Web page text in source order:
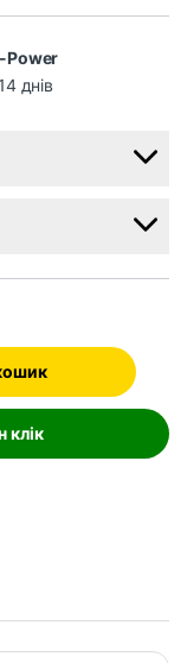
Power
днів
клік